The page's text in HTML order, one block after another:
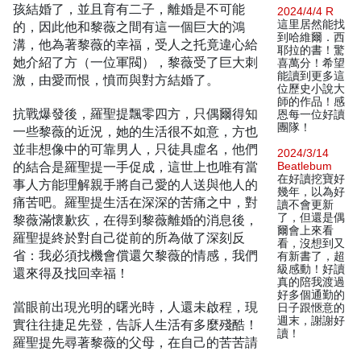
孩結婚了，並且育有二子，離婚是不可能
的，因此他和黎薇之間有這一個巨大的鴻
溝，他為著黎薇的幸福，受人之托竟違心給
她介紹了方（一位軍閥），黎薇受了巨大刺
激，由愛而恨，憤而與對方結婚了。
抗戰爆發後，羅聖提飄零四方，只偶爾得知
一些黎薇的近況，她的生活很不如意，方也
並非想像中的可靠男人，只徒具虛名，他們
的結合是羅聖提一手促成，這世上也唯有當
事人方能理解親手將自己愛的人送與他人的
痛苦吧。羅聖提生活在深深的苦痛之中，對
黎薇滿懷歉疚，在得到黎薇離婚的消息後，
羅聖提終於對自己從前的所為做了深刻反
省：我必須找機會償還欠黎薇的情感，我們
還來得及找回幸福！
當眼前出現光明的曙光時，人還未啟程，現
實往往捷足先登，告訴人生活有多麼殘酷！
羅聖提先尋著黎薇的父母，在自己的苦苦請
2024/4/4 R
這里居然能找
到哈維爾．西
耶拉的書！驚
喜萬分！希望
能讀到更多這
位歷史小說大
師的作品！感
恩每一位好讀
團隊！
2024/3/14
Beatlebum
在好讀挖寶好
幾年，以為好
讀不會更新
了，但還是偶
爾會上來看
看，沒想到又
有新書了，超
級感動！好讀
真的陪我渡過
好多個通勤的
日子跟愜意的
週末，謝謝好
讀！